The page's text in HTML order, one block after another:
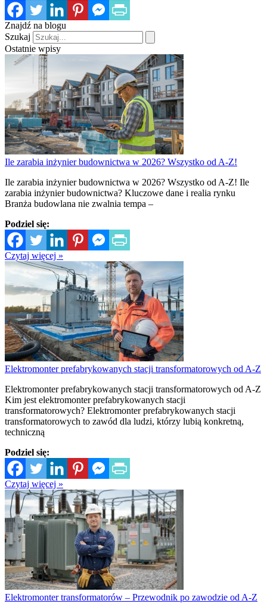
Znajdź na blogu
Szukaj
Ostatnie wpisy
Ile zarabia inżynier budownictwa w 2026? Wszystko od A-Z!
Ile zarabia inżynier budownictwa w 2026? Wszystko od A-Z! Ile
zarabia inżynier budownictwa? Kluczowe dane i realia rynku
Branża budowlana nie zwalnia tempa –
Podziel się:
Czytaj więcej »
Elektromonter prefabrykowanych stacji transformatorowych od A-Z
Elektromonter prefabrykowanych stacji transformatorowych od A-Z
Kim jest elektromonter prefabrykowanych stacji
transformatorowych? Elektromonter prefabrykowanych stacji
transformatorowych to zawód dla ludzi, którzy lubią konkretną,
techniczną
Podziel się:
Czytaj więcej »
Elektromonter transformatorów – Przewodnik po zawodzie od A-Z